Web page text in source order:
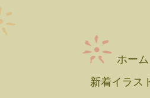
ホーム
新着イラス